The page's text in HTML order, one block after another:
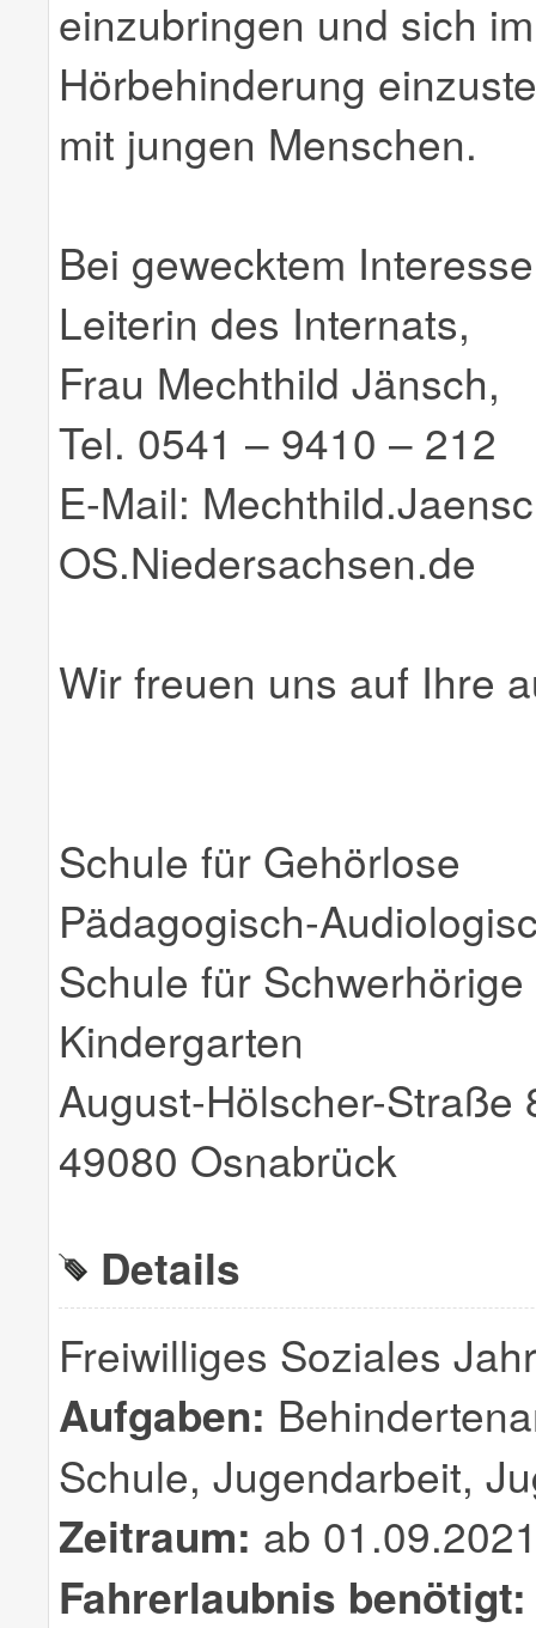
einzubringen und sich
Hörbehinderung
mit jungen Menschen.
Bei gewecktem
Leiterin des Internats,
Frau Mechthild Jänsch,
Tel. 0541 – 9410 – 212
E-Mail:
OS.Niedersachsen.de
Wir freuen uns auf Ihre
Schule für Gehörlose
Pädagogisch-
Schule für Schwerhörige
Kindergarten
August-Hölscher-Straße
49080 Osnabrück
Details
Freiwilliges Soziales
Aufgaben:
Schule, Jugendarbeit,
Zeitraum: ab
Fahrerlaubnis benötigt: